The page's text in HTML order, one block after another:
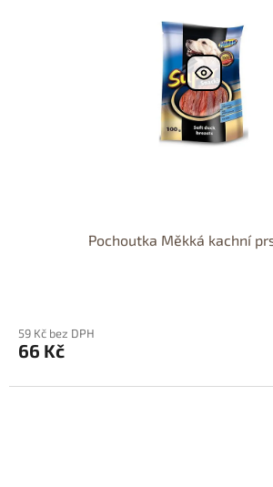
Pochoutka Měkká kachní
59 Kč bez DPH
66 Kč